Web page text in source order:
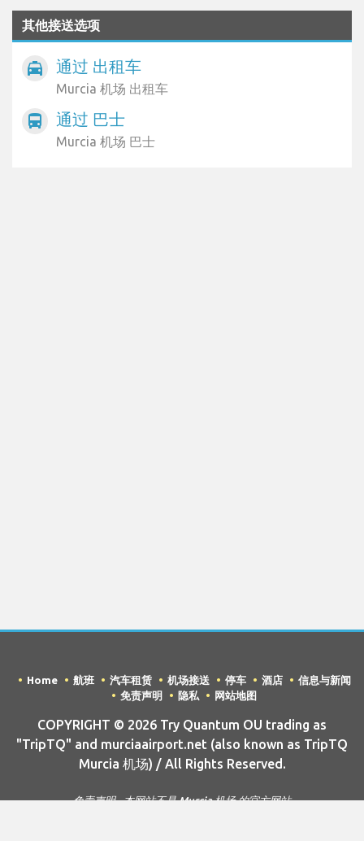
其他接送选项
local_taxi 通过 出租车
Murcia 机场 出租车
directions_bus 通过 巴士
Murcia 机场 巴士
Home 航班 汽车租赁 机场接送 停车 酒店
信息与新闻
免责声明
隐私 网站地图
COPYRIGHT © 2026 Try Quantum OU trading as
"TripTQ" and murciaairport.net (also known as TripTQ
Murcia 机场) / All Rights Reserved.
免责声明 - 本网站不是 Murcia 机场 的官方网站